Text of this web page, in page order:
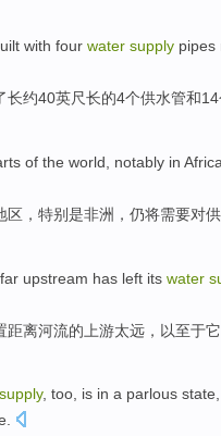
with four water supply pipes
长约40英尺长的4个供水管和
of the world notably in Africa
区 ， 特别是非洲 ， 仍将需要对
upstream has left its water
距离河流的 上游太远，以至于它
supply, too, is in a parlous